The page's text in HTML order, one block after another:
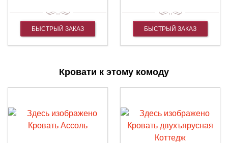
БЫСТРЫЙ ЗАКАЗ БЫСТРЫЙ ЗАКАЗ
Кровати к этому комоду